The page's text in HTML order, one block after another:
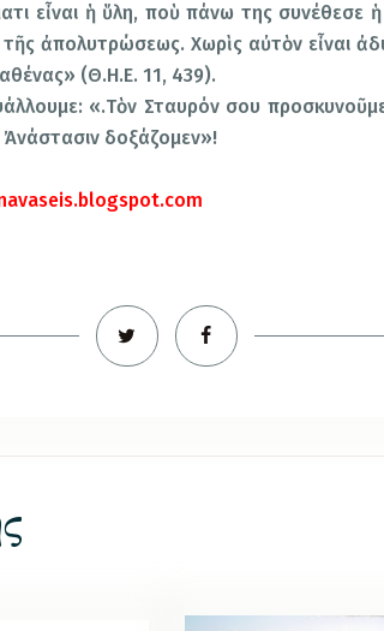
εἶναι ἡ ὕλη, ποὺ πάνω της συνέθεσε
ἀπολυτρώσεως. Χωρὶς αὐτὸν εἶναι
(Θ.Η.Ε. 11, 439).
ψάλλουμε: «.Τὸν Σταυρόν σου
Ἀνάστασιν δοξάζομεν»!